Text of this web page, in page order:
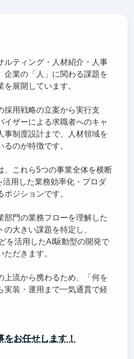
ルティング・人材紹介・人事
企業の「人」に関わる課題を
展開しています。
採用戦略の立案から実行支
イザーによる求職者へのキャ
事制度設計まで、人材領域を
のが特徴です。
、これら5つの事業全体を横断
活用した業務効率化・プロダ
ジションです。
部門の業務フローを理解した
の大きい課題を特定し、
を活用したAI駆動型の開発で
だきます。
上流から携わるため、「何を
実装・運用まで一気通貫で経
お任せします！